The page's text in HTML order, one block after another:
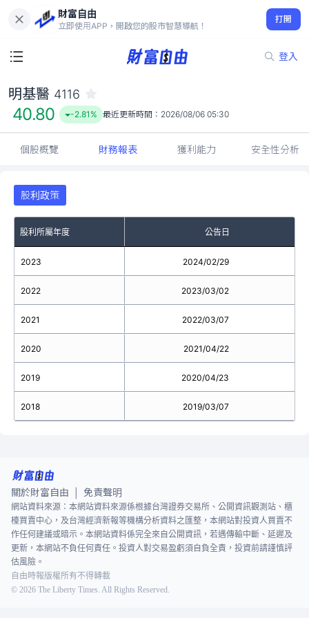
財富自由
立即使用APP，開啟您的股市智慧導航！
打開
登入
40.80
-2.81%
明基醫 4116
40.80 -2.81% 最近更新時間： 2026/08/06 05:30
個股概覽 財務報表 獲利能力 安全性分析
股利政策
股利所屬年度 公告日
2023
2022
2021
2020
2019
2018
2024/02/29
2023/03/02
2022/03/07
2021/04/22
2020/04/23
2019/03/07
關於財富自由 免責聲明
網站資料來源：本網站資料來源係根據台灣證券交易所、公開資訊觀測站、櫃
檯買賣中心，及台灣經濟新報等機構分析資料之匯整，本網站對投資人買賣不
作任何建議或暗示。本網站資料係完全來自公開資訊，若遇傳輸中斷、延遲及
更新，本網站不負任何責任。投資人對交易盈虧須自負全責，投資前請謹慎評
估風險。
自由時報版權所有不得轉載
© 2026 The Liberty Times. All Rights Reserved.